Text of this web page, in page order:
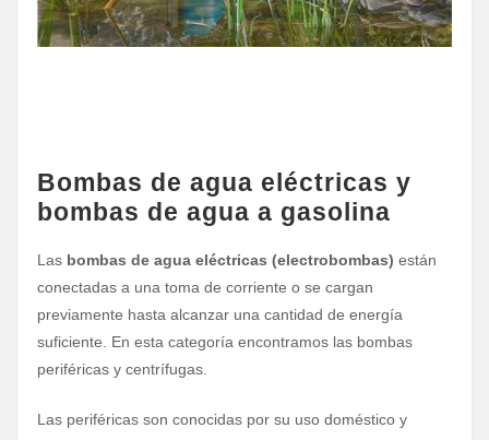
Bombas de agua eléctricas y
bombas de agua a gasolina
Las bombas de agua eléctricas (electrobombas) están
conectadas a una toma de corriente o se cargan
previamente hasta alcanzar una cantidad de energía
suficiente. En esta categoría encontramos las bombas
periféricas y centrífugas.
Las periféricas son conocidas por su uso doméstico y